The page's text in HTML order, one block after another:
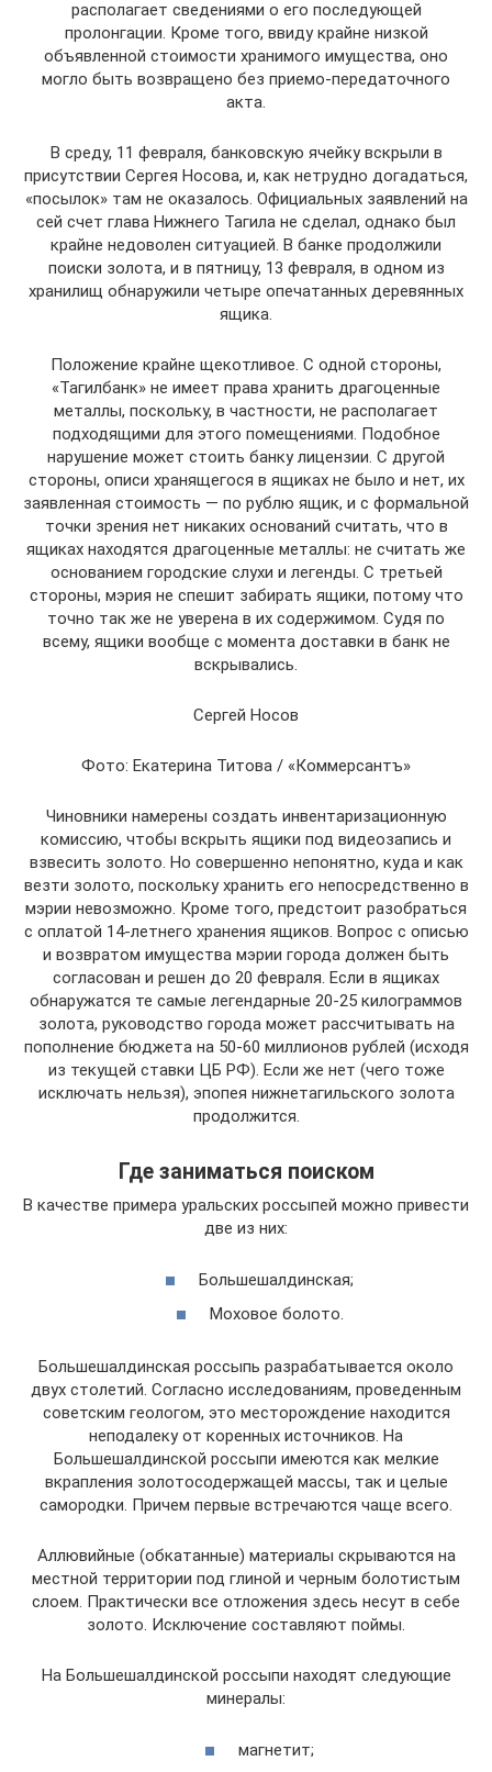
располагает сведениями о его последующей
пролонгации. Кроме того, ввиду крайне низкой
объявленной стоимости хранимого имущества, оно
могло быть возвращено без приемо-передаточного
акта.
В среду, 11 февраля, банковскую ячейку вскрыли в
присутствии Сергея Носова, и, как нетрудно догадаться,
«посылок» там не оказалось. Официальных заявлений на
сей счет глава Нижнего Тагила не сделал, однако был
крайне недоволен ситуацией. В банке продолжили
поиски золота, и в пятницу, 13 февраля, в одном из
хранилищ обнаружили четыре опечатанных деревянных
ящика.
Положение крайне щекотливое. С одной стороны,
«Тагилбанк» не имеет права хранить драгоценные
металлы, поскольку, в частности, не располагает
подходящими для этого помещениями. Подобное
нарушение может стоить банку лицензии. С другой
стороны, описи хранящегося в ящиках не было и нет, их
заявленная стоимость — по рублю ящик, и с формальной
точки зрения нет никаких оснований считать, что в
ящиках находятся драгоценные металлы: не считать же
основанием городские слухи и легенды. С третьей
стороны, мэрия не спешит забирать ящики, потому что
точно так же не уверена в их содержимом. Судя по
всему, ящики вообще с момента доставки в банк не
вскрывались.
Сергей Носов
Фото: Екатерина Титова / «Коммерсантъ»
Чиновники намерены создать инвентаризационную
комиссию, чтобы вскрыть ящики под видеозапись и
взвесить золото. Но совершенно непонятно, куда и как
везти золото, поскольку хранить его непосредственно в
мэрии невозможно. Кроме того, предстоит разобраться
с оплатой 14-летнего хранения ящиков. Вопрос с описью
и возвратом имущества мэрии города должен быть
согласован и решен до 20 февраля. Если в ящиках
обнаружатся те самые легендарные 20-25 килограммов
золота, руководство города может рассчитывать на
пополнение бюджета на 50-60 миллионов рублей (исходя
из текущей ставки ЦБ РФ). Если же нет (чего тоже
исключать нельзя), эпопея нижнетагильского золота
продолжится.
Где заниматься поиском
В качестве примера уральских россыпей можно привести
две из них:
Большешалдинская;
Моховое болото.
Большешалдинская россыпь разрабатывается около
двух столетий. Согласно исследованиям, проведенным
советским геологом, это месторождение находится
неподалеку от коренных источников. На
Большешалдинской россыпи имеются как мелкие
вкрапления золотосодержащей массы, так и целые
самородки. Причем первые встречаются чаще всего.
Аллювийные (обкатанные) материалы скрываются на
местной территории под глиной и черным болотистым
слоем. Практически все отложения здесь несут в себе
золото. Исключение составляют поймы.
На Большешалдинской россыпи находят следующие
минералы:
магнетит;